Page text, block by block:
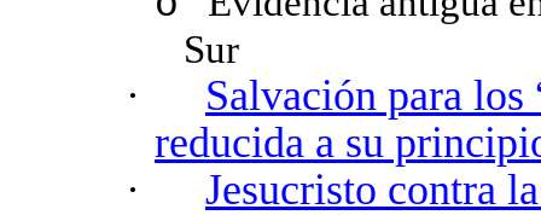
Sur
·
Salvación para
reducida a su
·
Jesucristo contra